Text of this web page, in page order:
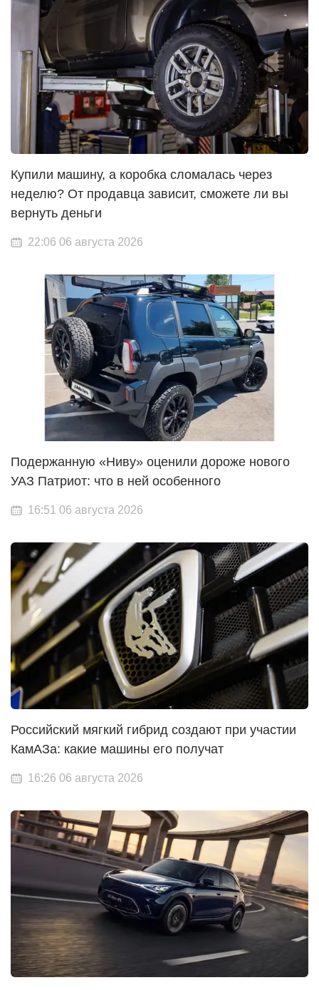
Купили машину, а коробка сломалась через
неделю? От продавца зависит, сможете ли вы
вернуть деньги
22:06 06 августа 2026
Подержанную «Ниву» оценили дороже нового
УАЗ Патриот: что в ней особенного
16:51 06 августа 2026
Российский мягкий гибрид создают при участии
КамАЗа: какие машины его получат
16:26 06 августа 2026